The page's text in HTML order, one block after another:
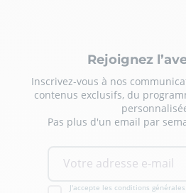
Rejoignez
Inscrivez-vous à nos
contenus exclusifs, du
Pas plus d'un email par
J'accepte les conditions